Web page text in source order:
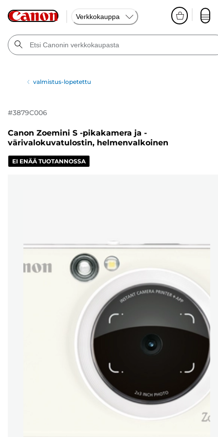
Verkkokauppa
valmistus-lopetettu
#3879C006
Canon Zoemini S -pikakamera ja -
värivalokuvatulostin, helmenvalkoinen
EI ENÄÄ TUOTANNOSSA